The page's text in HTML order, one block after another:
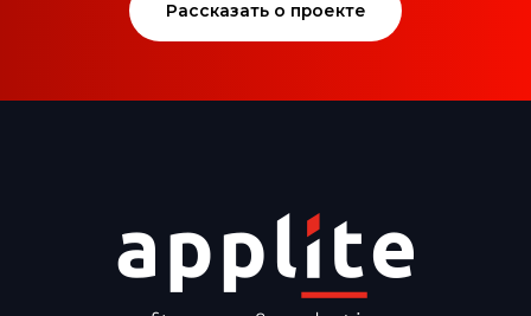
Рассказать о проекте